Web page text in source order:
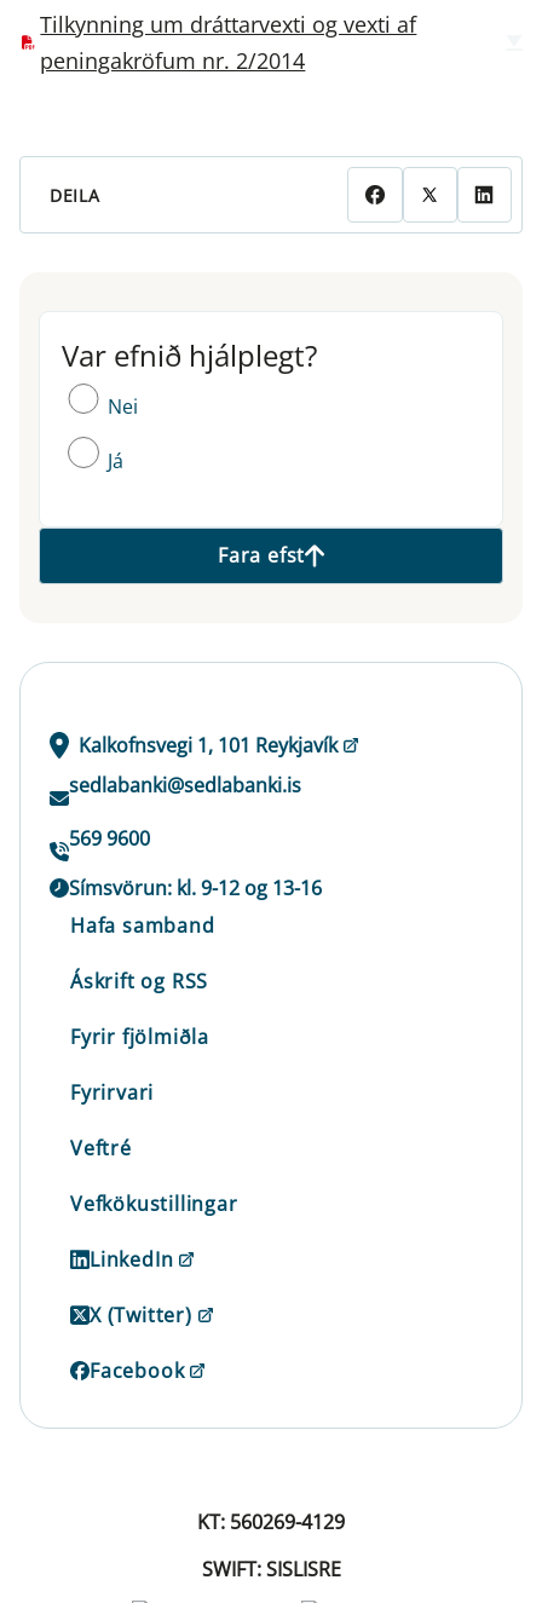
Tilkynning um dráttarvexti og vexti af
peningakröfum nr. 2/2014
DEILA
Var efnið hjálplegt?
Var efnið hjálplegt?
Nei
Já
Fara efst
Kalkofnsvegi 1, 101 Reykjavík
sedlabanki@sedlabanki.is
569 9600
Símsvörun: kl. 9-12 og 13-16
Hafa samband
Áskrift og RSS
Fyrir fjölmiðla
Fyrirvari
Veftré
Vefkökustillingar
LinkedIn
X (Twitter)
Facebook
KT: 560269-4129
SWIFT: SISLISRE